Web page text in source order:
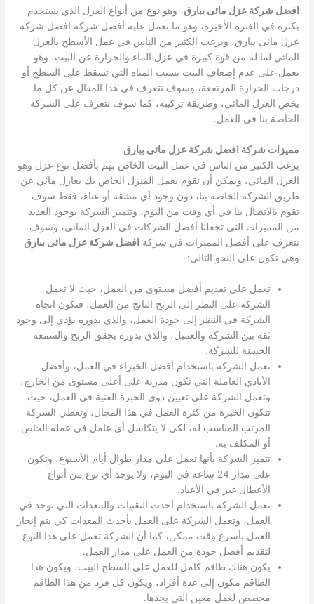
افضل شركة عزل مائى ببارق، وهو نوع من أنواع العزل الذي يستخدم
بكثرة في الفترة الأخيرة، وهو ما تعمل عليه أفضل شركة افضل شركة
عزل مائى ببارق، ويرغب الكثير من الناس في عمل الأسطح بالعزل
المائي لما له من قوة كبيرة في عزل الماء والحرارة عن البيت، وهو
يعمل على عدم إضعاف البيت بسبب المياه التي تسقط على السطح أو
درجات الحرارة المرتفعة، وسوف نتعرف في هذا المقال عن كل ما
يخص العزل المائي، وطريقة تركيبه، كما سوف نتعرف على الشركة
الخاصة بنا في العمل.
مميزات شركة افضل شركة عزل مائى ببارق
يرغب الكثير من الناس في عمل البيت الخاص بهم بأفضل نوع عزل وهو
العزل المائي، ويمكن أن تقوم بعمل المنزل الخاص بك بعازل مائي عن
طريق الشركة الخاصة بنا، دون وجود أي مشقة أو عناء، فقط سوف
تقوم بالاتصال بنا في أي وقت من اليوم، وتتميز الشركة بوجود العديد
من المميزات التي تجعلنا أفضل الشركات في العزل المائي، وسوف
نتعرف على أفضل المميزات في شركة افضل شركة عزل مائى ببارق
وهي تكون على النحو التالي:-
تعمل على تقديم أفضل مستوى من العمل، حيث لا تعمل
الشركة على النظر إلى الربح الناتج من العمل، فتكون اتجاه
الشركة في النظر إلى جودة العمل، والذي بدوره يؤدي إلى وجود
ثقة بين الشركة والعميل، والذي بدوره يحقق الربح والسمعة
الحسنة للشركة.
تعمل الشركة باستخدام أفضل الخبراء في العمل، وأفضل
الأيادي العاملة التي تكون مدربة على أعلى مستوى من الخارج،
وتعمل الشركة على تعيين ذوي الخبرة الفنية في العمل، حيث
تتكون الخبرة من كثرة العمل في هذا المجال، وتعطي الشركة
المرتب المناسب له، لكي لا يتكاسل أي عامل في عمله الخاص
أو المكلف به.
تتميز الشركة بأنها تعمل على مدار طوال أيام الأسبوع، وتكون
على مدار 24 ساعة في اليوم، ولا يوجد أي نوع من أنواع
الأعطال غير في الأعياد.
تعمل الشركة باستخدام أحدث التقنيات والمعدات التي توحد في
العمل، وتعمل الشركة على العمل بأحدث المعدات كي يتم إنجاز
العمل بأسرع وقت ممكن، كما أن الشركة تعمل على هذا النوع
لتقديم أفضل جودة من العمل على مدار العمل.
يكون هناك طاقم كامل للعمل على السطح البيت، ويكون هذا
الطاقم مكون إلى عدة أفراد، ويكون كل فرد من هذا الطاقم
مخصص لعمل معين التي يجدها.